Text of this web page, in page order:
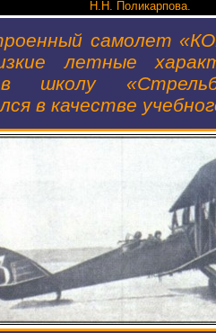
Н.Н. Поликарпова.
самолет
летные
в школу
в качестве